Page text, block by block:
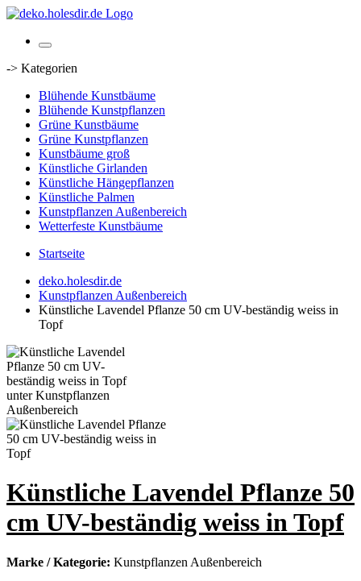
-> Kategorien
Blühende Kunstbäume
Blühende Kunstpflanzen
Grüne Kunstbäume
Grüne Kunstpflanzen
Kunstbäume groß
Künstliche Girlanden
Künstliche Hängepflanzen
Künstliche Palmen
Kunstpflanzen Außenbereich
Wetterfeste Kunstbäume
Startseite
deko.holesdir.de
Kunstpflanzen Außenbereich
Künstliche Lavendel Pflanze 50 cm UV-beständig weiss in
Topf
Künstliche Lavendel Pflanze 50
cm UV-beständig weiss in Topf
Marke / Kategorie: Kunstpflanzen Außenbereich